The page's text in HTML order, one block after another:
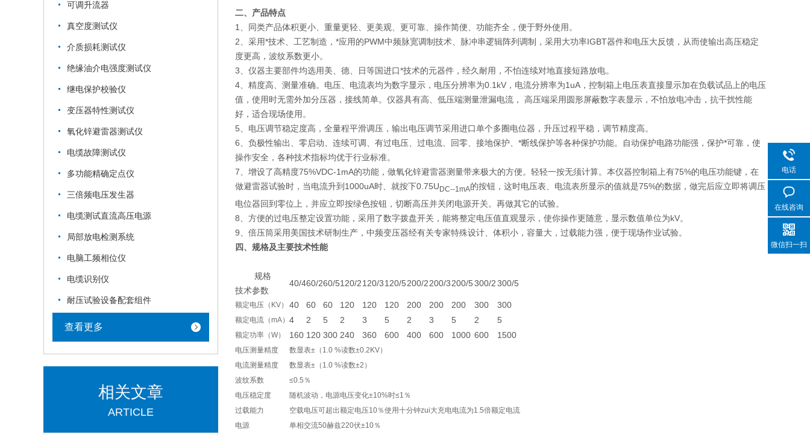
可调升流器
真空度测试仪
介质损耗测试仪
绝缘油介电强度测试仪
继电保护校验仪
变压器特性测试仪
氧化锌避雷器测试仪
电缆故障测试仪
多功能精确定点仪
三倍频电压发生器
电缆测试直流高压电源
局部放电检测系统
电脑工频相位仪
电缆识别仪
耐压试验设备配套组件
查看更多
相关文章
ARTICLE
二、产品特点
1、同类产品体积更小、重量更轻、更美观、更可靠、操作简便、功能齐全，便于野外使用。
2、采用*技术、工艺制造，*应用的PWM中频脉宽调制技术、脉冲串逻辑阵列调制，采用大功率IGBT器件和电压大反馈，从而使输出高压稳定
度更高，波纹系数更小。
3、仪器主要部件均选用美、德、日等国进口*技术的元器件，经久耐用，不怕连续对地直接短路放电。
4、精度高、测量准确。电压、电流表均为数字显示，电压分辨率为0.1kV，电流分辨率为1uA，控制箱上电压表直接显示加在负载试品上的电压
值，使用时无需外加分压器，接线简单。仪器具有高、低压端测量泄漏电流， 高压端采用圆形屏蔽数字表显示，不怕放电冲击，抗干扰性能
好，适合现场使用。
5、电压调节稳定度高，全量程平滑调压，输出电压调节采用进口单个多圈电位器，升压过程平稳，调节精度高。
6、负极性输出、零启动、连续可调、有过电压、过电流、回零、接地保护、*断线保护等各种保护功能。自动保护电路功能强，保护*可靠，使
操作安全，各种技术指标均优于行业标准。
7、增设了高精度75%VDC-1mA的功能，做氧化锌避雷器测量带来极大的方便。轻轻一按无须计算。本仪器控制箱上有75%的电压功能键，在
做避雷器试验时，当电流升到1000uA时、就按下0.75UDC--1mA的按钮，这时电压表、电流表所显示的值就是75%的数据，做完后应立即将调压
电位器回到零位上，并应立即按绿色按钮，切断高压并关闭电源开关。再做其它的试验。
8、方便的过电压整定设置功能，采用了数字拨盘开关，能将整定电压值直观显示，使你操作更随意，显示数值单位为kV。
9、倍压筒采用美国技术研制生产，中频变压器经有关专家特殊设计、体积小，容量大，过载能力强，便于现场作业试验。
四、 规格及主要技术性能
规格
技术参数
40/460/260/5120/2120/3120/5200/2200/3200/5300/2300/5
额定电压（KV） 40 60 60 120 120 120 200 200 200 300 300
额定电流（mA） 4 2 5 2 3 5 2 3 5 2 5
额定功率（W） 160 120 300 240 360 600 400 600 1000 600 1500
电压测量精度
数显表±（1.0 %读数±0.2KV）
电流测量精度
数显表±（1.0 %读数±2）
波纹系数
≤0.5％
电压稳定度
随机波动，电源电压变化±10%时≤1％
过载能力
空载电压可超出额定电压10％使用十分钟zui大充电电流为1.5倍额定电流
电源
单相交流50赫兹220伏±10％
电话
在线咨询
微信扫一扫